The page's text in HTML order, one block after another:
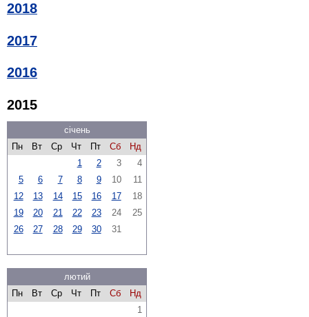
2018
2017
2016
2015
січень
Пн
Вт Ср Чт Пт Сб
Нд
1
2 3
4
5
6 7 8 9 10
11
12
13 14 15 16 17
18
19
20 21 22 23 24
25
26
27 28 29 30 31
лютий
Пн
Вт Ср Чт Пт Сб
Нд
1